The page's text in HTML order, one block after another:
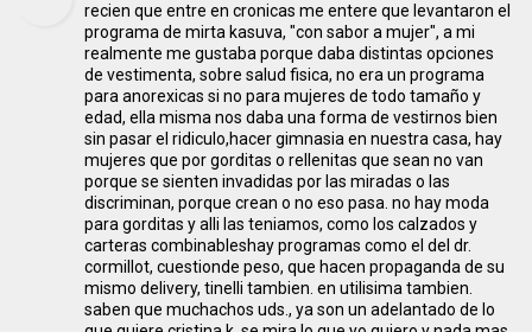
recien que entre en cronicas me entere que levantaron el
programa de mirta kasuva, "con sabor a mujer", a mi
realmente me gustaba porque daba distintas opciones
de vestimenta, sobre salud fisica, no era un programa
para anorexicas si no para mujeres de todo tamaño y
edad, ella misma nos daba una forma de vestirnos bien
sin pasar el ridiculo,hacer gimnasia en nuestra casa, hay
mujeres que por gorditas o rellenitas que sean no van
porque se sienten invadidas por las miradas o las
discriminan, porque crean o no eso pasa. no hay moda
para gorditas y alli las teniamos, como los calzados y
carteras combinableshay programas como el del dr.
cormillot, cuestionde peso, que hacen propaganda de su
mismo delivery, tinelli tambien. en utilisima tambien.
saben que muchachos uds., ya son un adelantado de lo